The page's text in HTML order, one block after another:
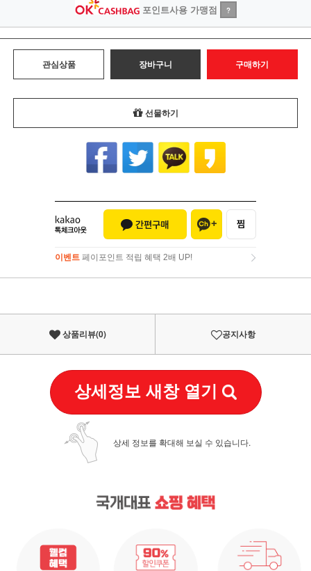
포인트사용 가맹점 ?
관심상품 장바구니 구매하기
선물하기
이벤트 페이포인트 적립 혜택 2배 UP!
이벤트페이포인트 적립 혜택 2배 UP!
상품리뷰(0) 공지사항
상세정보 새창 열기
상세 정보를 확대해 보실 수 있습니다.